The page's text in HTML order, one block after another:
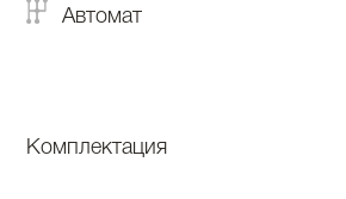
Автомат
Комплектация